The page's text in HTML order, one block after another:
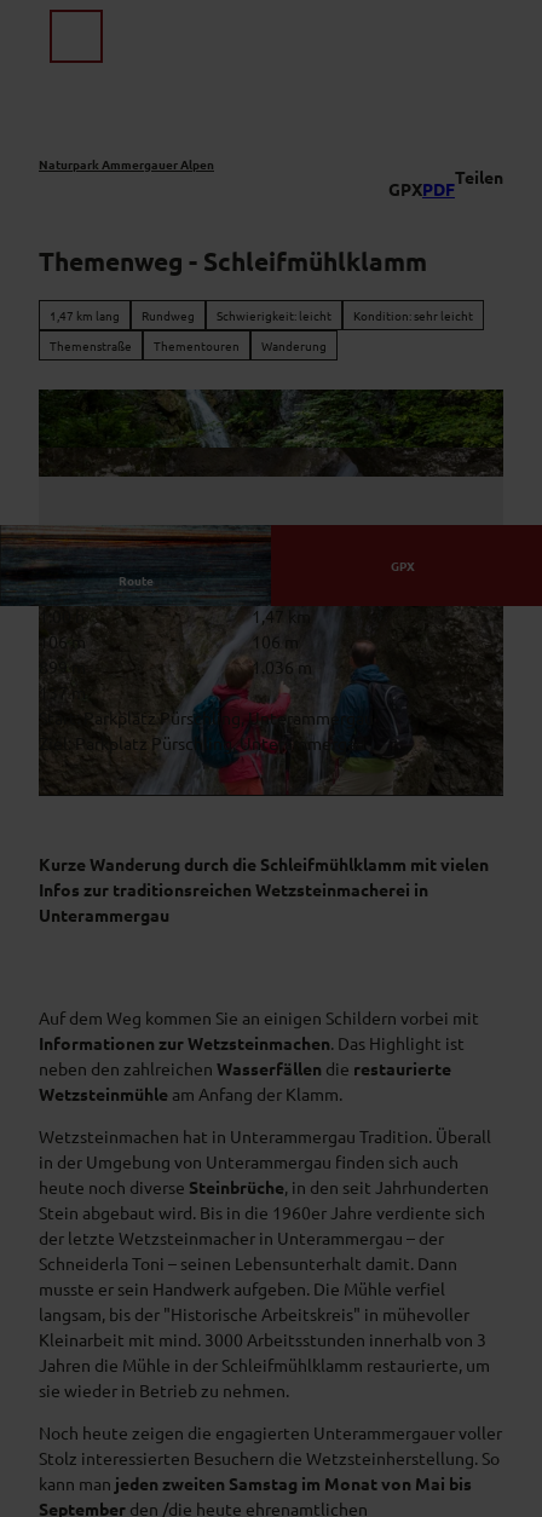
Naturpark Ammergauer Alpen
GPXPDF
Teilen
Themenweg - Schleifmühlklamm
1,47 km lang Rundweg Schwierigkeit: leicht
Kondition: sehr leicht
Themenstraße
Thementouren Wanderung
© Erika Spengler, Zugspitz Region GmbH
Route
GPX
1,47 km
106 m
106 m
899 m
1.036 m
137 m
Start: Parkplatz Pürschling, Unterammergau
Ziel: Parkplatz Pürschling, Unterammergau
Kurze Wanderung durch die Schleifmühlklamm mit vielen
Infos zur traditionsreichen Wetzsteinmacherei in
Unterammergau
Auf dem Weg kommen Sie an einigen Schildern vorbei mit
Informationen zur Wetzsteinmachen. Das Highlight ist
neben den zahlreichen Wasserfällen die restaurierte
Wetzsteinmühle am Anfang der Klamm.
Wetzsteinmachen hat in Unterammergau Tradition. Überall
in der Umgebung von Unterammergau finden sich auch
heute noch diverse Steinbrüche, in den seit Jahrhunderten
Stein abgebaut wird. Bis in die 1960er Jahre verdiente sich
der letzte Wetzsteinmacher in Unterammergau – der
Schneiderla Toni – seinen Lebensunterhalt damit. Dann
musste er sein Handwerk aufgeben. Die Mühle verfiel
langsam, bis der "Historische Arbeitskreis" in mühevoller
Kleinarbeit mit mind. 3000 Arbeitsstunden innerhalb von 3
Jahren die Mühle in der Schleifmühlklamm restaurierte, um
sie wieder in Betrieb zu nehmen.
Noch heute zeigen die engagierten Unterammergauer voller
Stolz interessierten Besuchern die Wetzsteinherstellung. So
kann man jeden zweiten Samstag im Monat von Mai bis
September den /die heute ehrenamtlichen